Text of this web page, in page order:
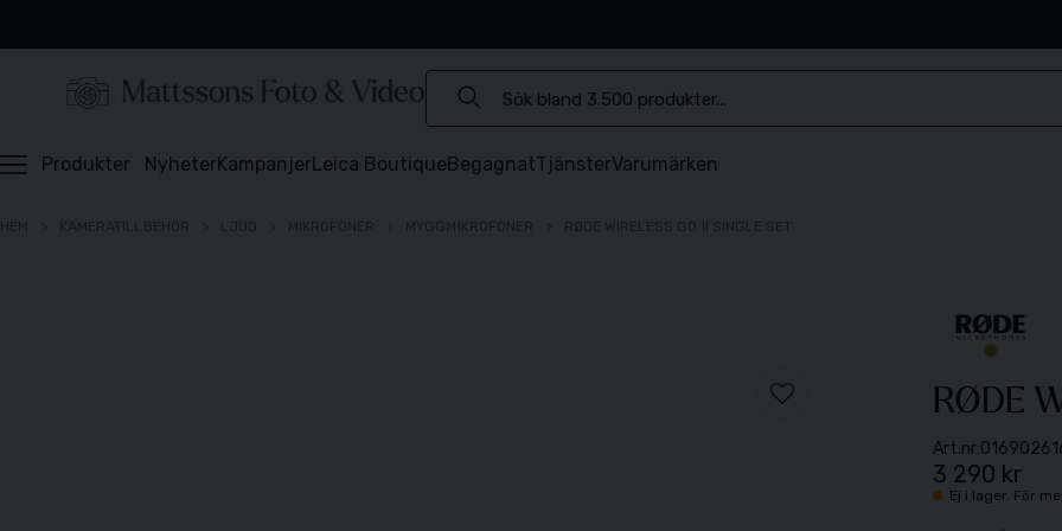
Produkter NyheterKampanjerLeica BoutiqueBegagnatTjänsterVarumärken
RØDE
Art.nr:
3 290 kr
Ej i lager. För